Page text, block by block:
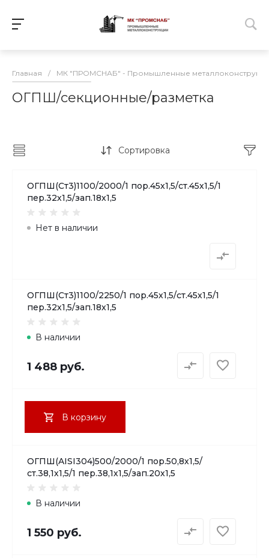
Главная / МК "ПРОМСНАБ" - Промышленные
ОГПШ/секционные/разметка
Сортировка
ОГПШ(Ст3)1100/2000/1 пор.45х1,5/ст.45х1,5/1
пер.32х1,5/зап.18х1,5
Нет в наличии
ОГПШ(Ст3)1100/2250/1 пор.45х1,5/ст.45х1,5/1
пер.32х1,5/зап.18х1,5
В наличии
1 488 руб.
В корзину
ОГПШ(AISI304)500/2000/1 пор.50,8х1,5/
ст.38,1х1,5/1 пер.38,1х1,5/зап.20х1,5
В наличии
1 550 руб.